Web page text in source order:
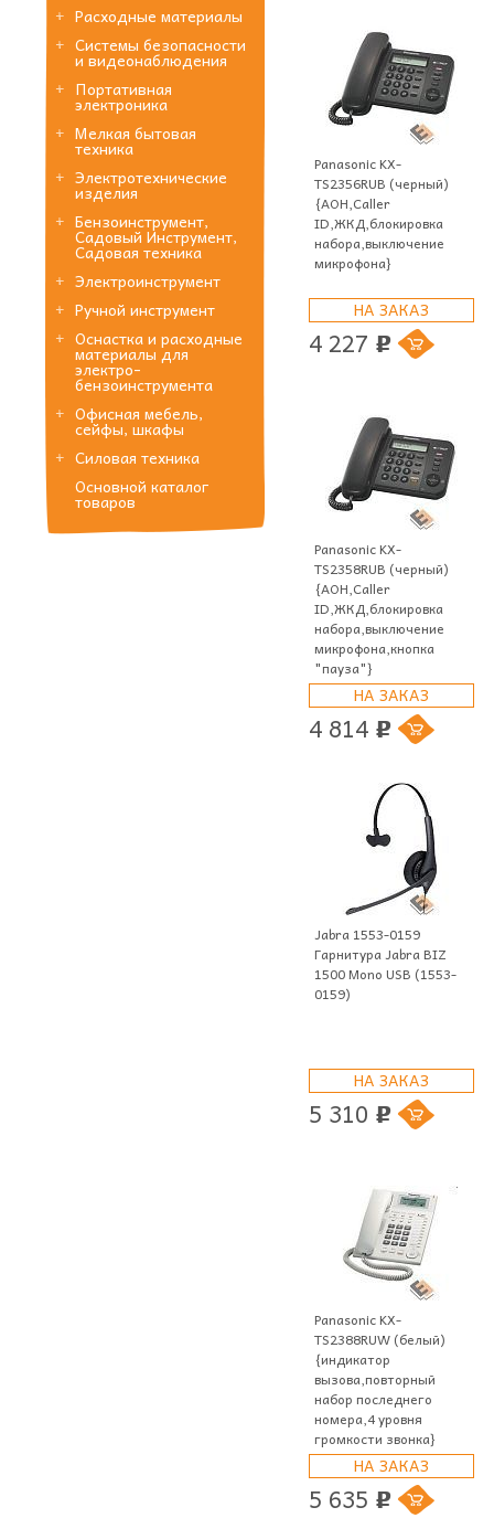
Расходные материалы
Системы безопасности
и видеонаблюдения
Портативная
электроника
Мелкая бытовая
техника
Электротехнические
изделия
Бензоинструмент,
Садовый Инструмент,
Садовая техника
Электроинструмент
Ручной инструмент
Оснастка и расходные
материалы для
электро-
бензоинструмента
Офисная мебель,
сейфы, шкафы
Силовая техника
Основной каталог
товаров
Panasonic KX-
TS2356RUB (черный)
{АОН,Caller
ID,ЖКД,блокировка
набора,выключение
микрофона}
НА ЗАКАЗ
4 227 p
Panasonic KX-
TS2358RUB (черный)
{АОН,Caller
ID,ЖКД,блокировка
набора,выключение
микрофона,кнопка
"пауза"}
НА ЗАКАЗ
4 814 p
Jabra 1553-0159
Гарнитура Jabra BIZ
1500 Mono USB (1553-
0159)
НА ЗАКАЗ
5 310 p
Panasonic KX-
TS2388RUW (белый)
{индикатор
вызова,повторный
набор последнего
номера,4 уровня
громкости звонка}
НА ЗАКАЗ
5 635 p